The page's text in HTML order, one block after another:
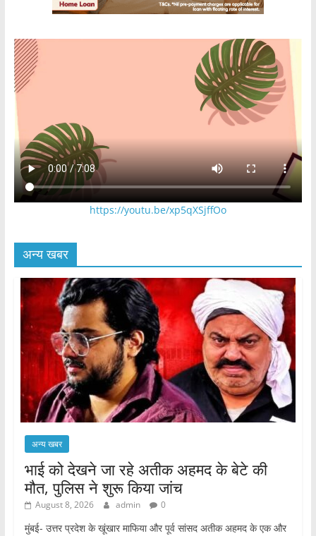
https://youtu.be/xp5qXSjffOo
अन्य खबर
अन्य खबर
भाई को देखने जा रहे अतीक अहमद के बेटे की
मौत, पुलिस ने शुरू किया जांच
August 8, 2026 admin 0
मुंबई- उत्तर प्रदेश के खूंखार माफिया और पूर्व सांसद अतीक अहमद के एक और